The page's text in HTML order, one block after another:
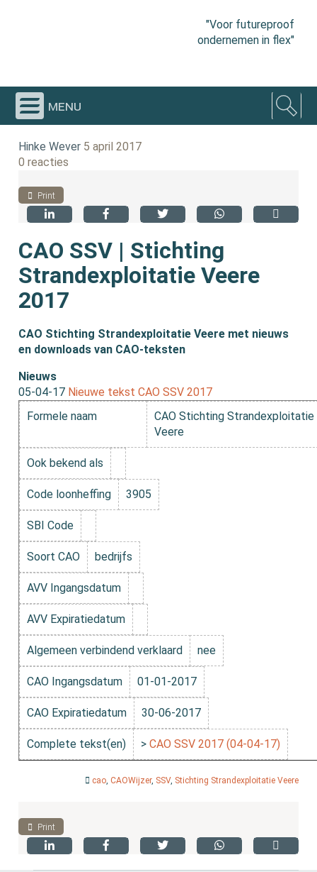
"Voor futureproof
ondernemen in flex"
menu
Hinke Wever 5 april 2017
0 reacties
Print
CAO SSV | Stichting
Strandexploitatie Veere
2017
CAO Stichting Strandexploitatie Veere met nieuws
en downloads van CAO-teksten
Nieuws
05-04-17 Nieuwe tekst CAO SSV 2017
Formele naam
CAO Stichting Strandexploitatie
Veere
Ook bekend als
Code loonheffing 3905
SBI Code
Soort CAO bedrijfs
AVV Ingangsdatum
AVV Expiratiedatum
Algemeen verbindend verklaard nee
CAO Ingangsdatum 01-01-2017
CAO Expiratiedatum 30-06-2017
Complete tekst(en) >CAO SSV 2017 (04-04-17)
cao, CAOWijzer, SSV, Stichting Strandexploitatie Veere
Print